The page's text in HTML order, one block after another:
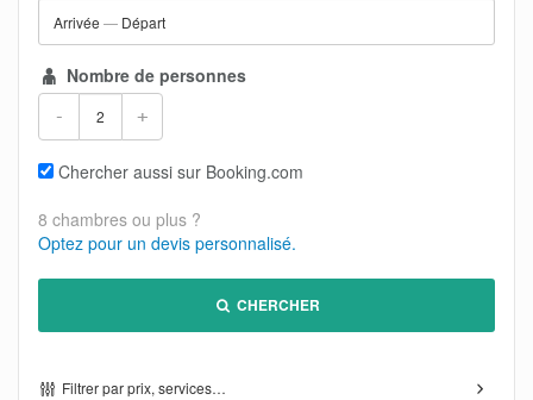
Arrivée — Départ
Nombre de personnes
- +
Chercher aussi sur Booking.com
8 chambres ou plus ?
Optez pour un devis personnalisé.
CHERCHER
Filtrer par prix, services…